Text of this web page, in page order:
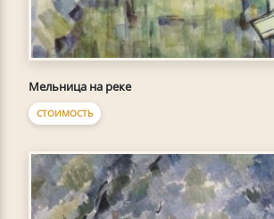
Мельница на реке
СТОИМОСТЬ